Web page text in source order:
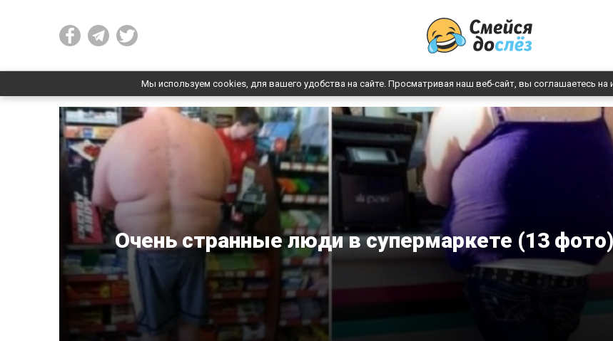
Мы используем cookies, для вашего удобства на сайте. Просматривая наш веб-сайт, вы соглашаетесь
Очень странные люди в супермаркете (13 фото)